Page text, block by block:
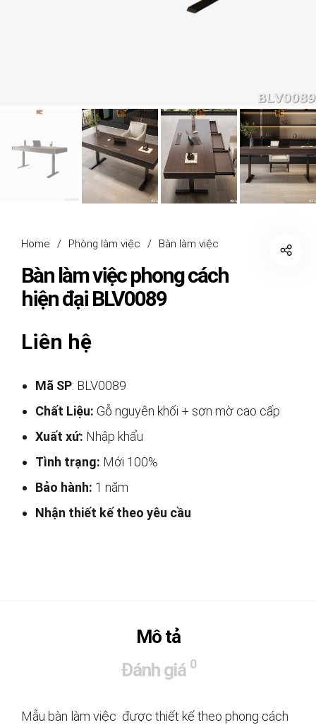
Home / Phòng làm việc / Bàn làm việc
Bàn làm việc phong cách
hiện đại BLV0089
Liên hệ
Mã SP: BLV0089
Chất Liệu: Gỗ nguyên khối + sơn mờ cao cấp
Xuất xứ: Nhập khẩu
Tình trạng: Mới 100%
Bảo hành: 1 năm
Nhận thiết kế theo yêu cầu
Mô tả
Đánh giá 0
Mẫu bàn làm việc được thiết kế theo phong cách